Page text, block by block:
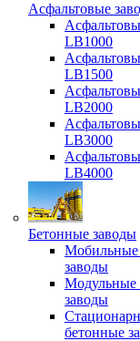
Асфальтовые
LB1000
LB1500
LB2000
LB3000
LB4000
Бетонные заводы
Мобильные
заводы
Модульные
заводы
бетонные